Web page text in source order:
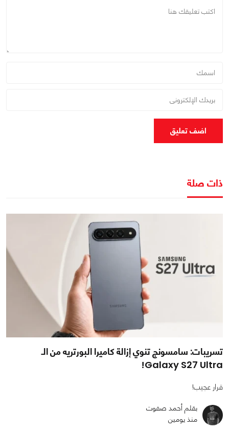
اضف تعليق
ذات صلة
تسريبات: سامسونج تنوي إزالة كاميرا البورتريه من الـ
Galaxy S27 Ultra!
قرار عجيب!
بقلم أحمد صفوت
منذ يومين